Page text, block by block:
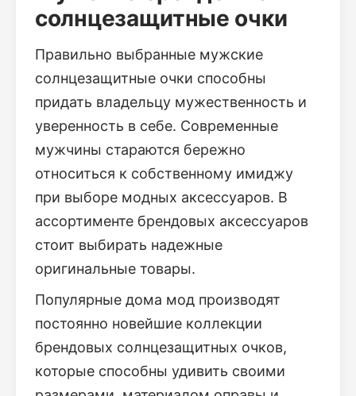
солнцезащитные очки
Правильно выбранные мужские
солнцезащитные очки способны
придать владельцу мужественность и
уверенность в себе. Современные
мужчины стараются бережно
относиться к собственному имиджу
при выборе модных аксессуаров. В
ассортименте брендовых аксессуаров
стоит выбирать надежные
оригинальные товары.
Популярные дома мод производят
постоянно новейшие коллекции
брендовых солнцезащитных очков,
которые способны удивить своими